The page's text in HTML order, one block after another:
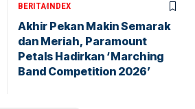
BERITAINDEX
Akhir Pekan Makin Semarak
dan Meriah, Paramount
Petals Hadirkan ‘Marching
Band Competition 2026’